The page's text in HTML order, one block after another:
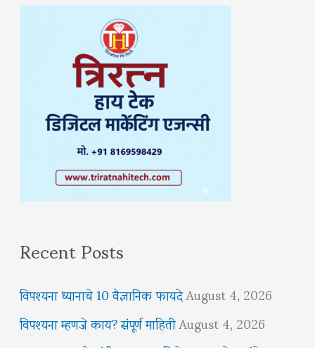
Recent Posts
विपश्यना ध्यानाचे 10 वैज्ञानिक फायदेAugust 4, 2026
विपश्यना म्हणजे काय? संपूर्ण माहितीAugust 4, 2026